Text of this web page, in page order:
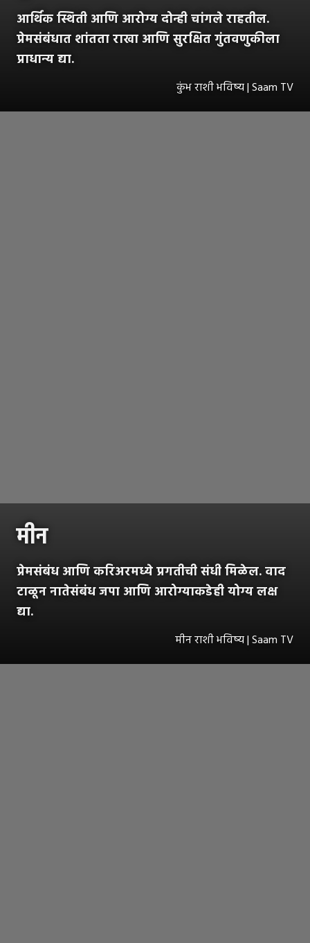
आर्थिक स्थिती आणि आरोग्य दोन्ही चांगले राहतील.
प्रेमसंबंधात शांतता राखा आणि सुरक्षित गुंतवणुकीला
प्राधान्य द्या.
कुंभ राशी भविष्य | Saam TV
मीन
प्रेमसंबंध आणि करिअरमध्ये प्रगतीची संधी मिळेल. वाद
टाळून नातेसंबंध जपा आणि आरोग्याकडेही योग्य लक्ष
द्या.
मीन राशी भविष्य | Saam TV